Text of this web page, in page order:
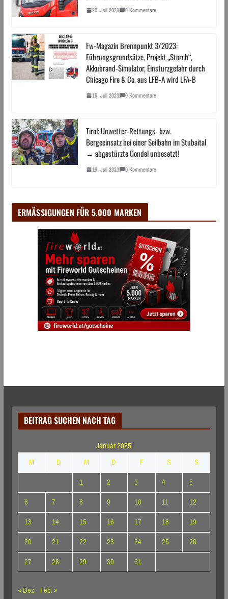
20. Juli 2023 0 Kommentare
Fw-Magazin Brennpunkt 3/2023:
Führungsgrundsätze, Projekt „Storch“,
Akkubrand-Simulator, Einsturzgefahr durch
Chicago Fire & Co, aus LFB-A wird LFA-B
19. Juli 2023 0 Kommentare
Tirol: Unwetter-Rettungs- bzw.
Bergeeinsatz bei einer Seilbahn im Stubaital
→ abgestürzte Gondel unbesetzt!
19. Juli 2023 0 Kommentare
ERMÄSSIGUNGEN FÜR 5.000 MARKEN
BEITRAG SUCHEN NACH TAG
Januar 2025
M
D M D F S
S
1
2 3 4
5
6
7 8 9 10 11
12
13
14 15 16 17 18
19
20
21 22 23 24 25
26
27
28 29 30
31
« Dez. Feb. »